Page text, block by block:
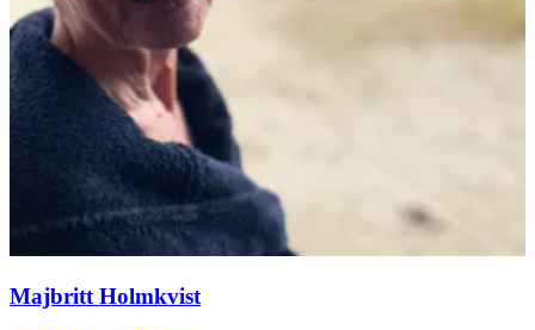
Majbritt Holmkvist